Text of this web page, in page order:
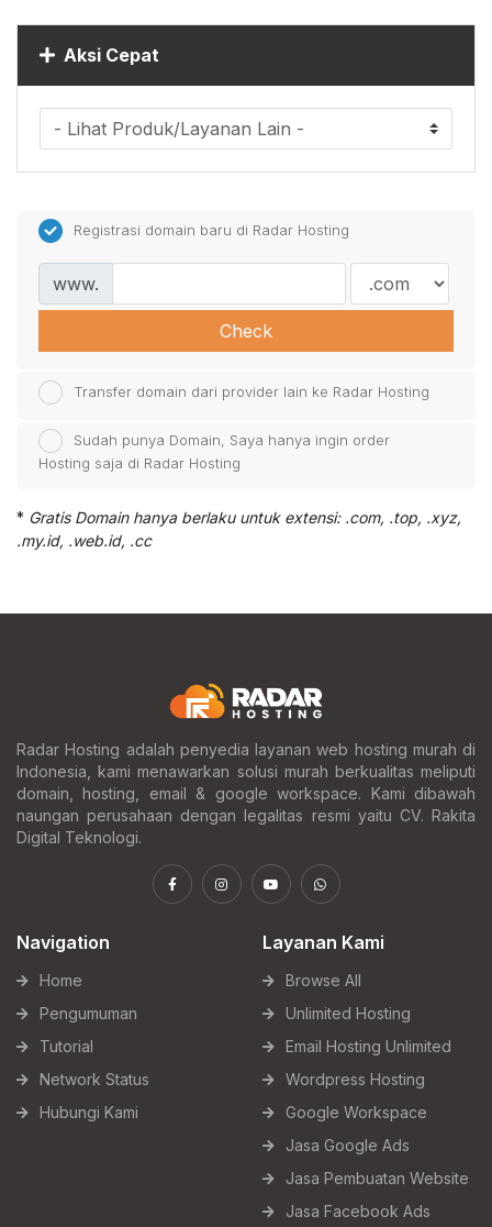
Aksi Cepat
Registrasi domain baru di Radar Hosting
www.
Check
Transfer domain dari provider lain ke Radar Hosting
Sudah punya Domain, Saya hanya ingin order
Hosting saja di Radar Hosting
* Gratis Domain hanya berlaku untuk extensi: .com, .top, .xyz,
.my.id, .web.id, .cc
Radar Hosting adalah penyedia layanan web hosting murah di
Indonesia, kami menawarkan solusi murah berkualitas meliputi
domain, hosting, email & google workspace. Kami dibawah
naungan perusahaan dengan legalitas resmi yaitu CV. Rakita
Digital Teknologi.
Navigation
Home
Pengumuman
Tutorial
Network Status
Hubungi Kami
Layanan Kami
Browse All
Unlimited Hosting
Email Hosting Unlimited
Wordpress Hosting
Google Workspace
Jasa Google Ads
Jasa Pembuatan Website
Jasa Facebook Ads